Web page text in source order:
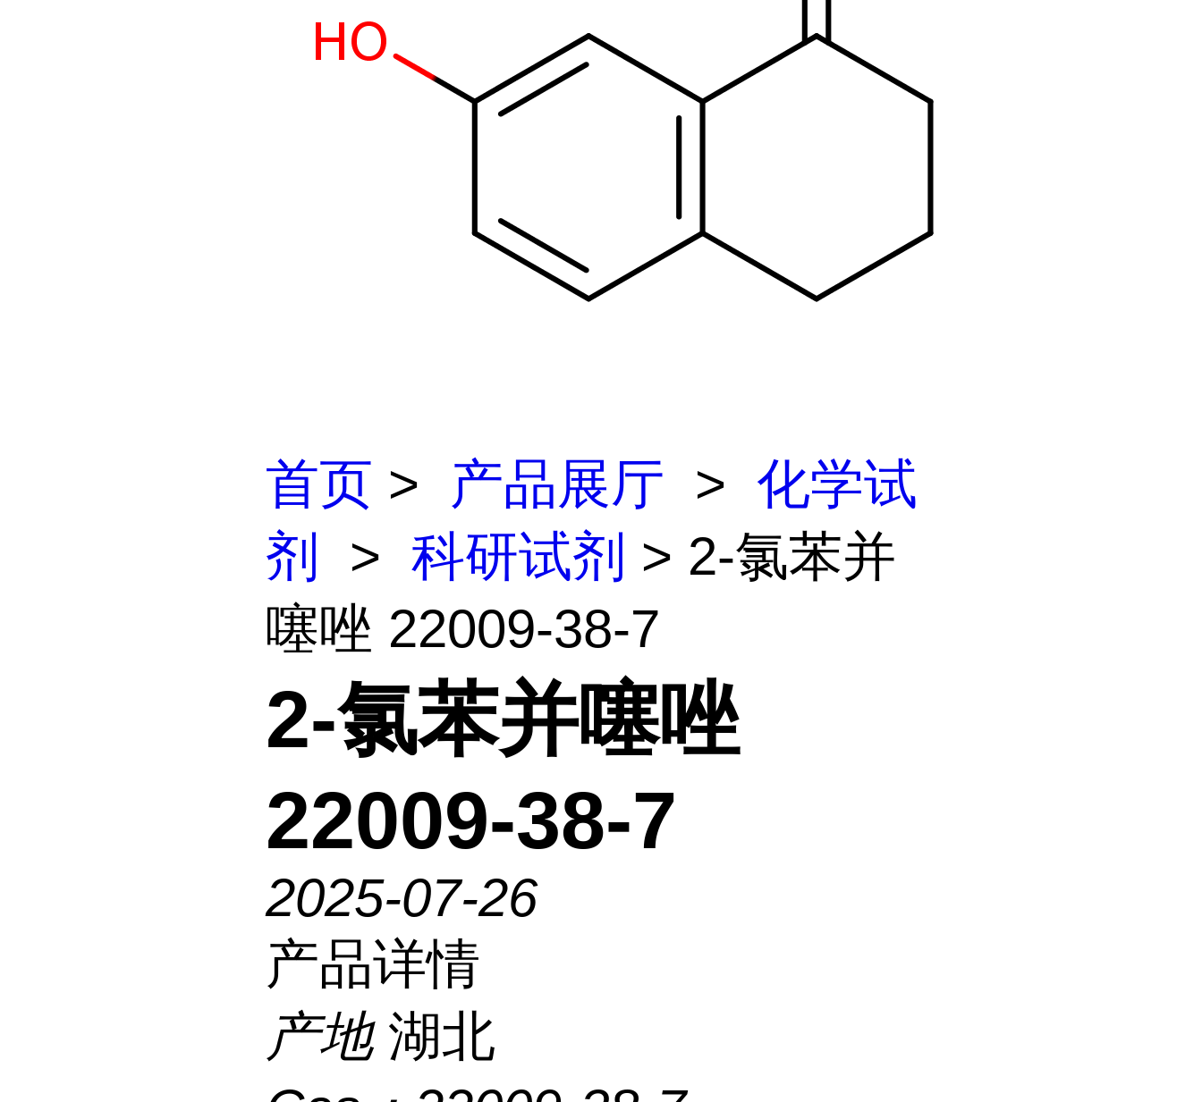
首页 > 产品展厅 > 化学试
剂 > 科研试剂 > 2-氯苯并
噻唑 22009-38-7
2-氯苯并噻唑
22009-38-7
2025-07-26
产品详情
产地 湖北